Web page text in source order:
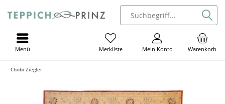
Warenkorb
Mein Konto
Merkliste
Menü
Chobi Ziegler